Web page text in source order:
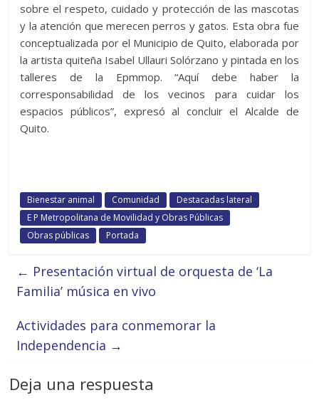
sobre el respeto, cuidado y protección de las mascotas
y la atención que merecen perros y gatos. Esta obra fue
conceptualizada por el Municipio de Quito, elaborada por
la artista quiteña Isabel Ullauri Solórzano y pintada en los
talleres de la Epmmop. “Aquí debe haber la
corresponsabilidad de los vecinos para cuidar los
espacios públicos”, expresó al concluir el Alcalde de
Quito.
Bienestar animal Comunidad
Destacadas lateral
E P Metropolitana de Movilidad y Obras Públicas
Obras públicas
Portada
← Presentación virtual de orquesta de ‘La
Familia’ música en vivo
Actividades para conmemorar la
Independencia →
Deja una respuesta